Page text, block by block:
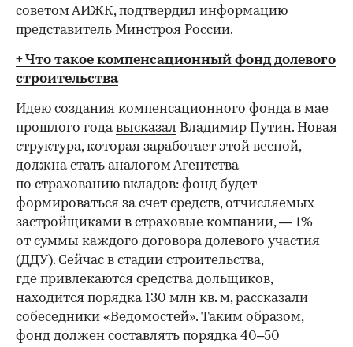
советом АИЖК, подтвердил информацию
представитель Минстроя России.
+ Что такое компенсационный фонд долевого
строительства
Идею создания компенсационного фонда в мае
прошлого годавысказал Владимир Путин. Новая
структура, которая заработает этой весной,
должна стать аналогом Агентства
по страхованию вкладов: фонд будет
формироваться за счет средств, отчисляемых
застройщиками в страховые компании, — 1%
от суммы каждого договора долевого участия
(ДДУ). Сейчас в стадии строительства,
где привлекаются средства дольщиков,
находится порядка 130 млн кв. м, рассказали
собеседники «Ведомостей». Таким образом,
фонд должен составлять порядка 40–50